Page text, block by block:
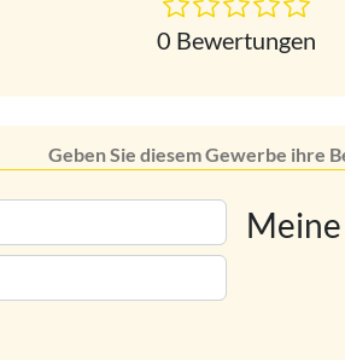
0 Bewertungen
Geben Sie diesem Gewerbe ihre